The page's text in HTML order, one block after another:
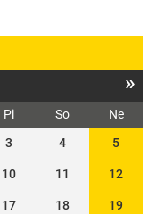
»
Pi So
Ne
3 4 5
10 11 12
17 18 19